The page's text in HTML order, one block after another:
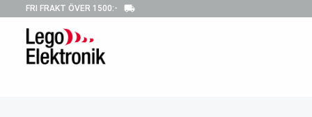
FRI FRAKT ÖVER 1500:- local_shipping